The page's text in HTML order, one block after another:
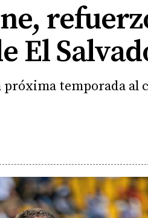
El
temporada al